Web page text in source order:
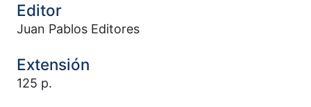
Editor
Juan Pablos Editores
Extensión
125 p.